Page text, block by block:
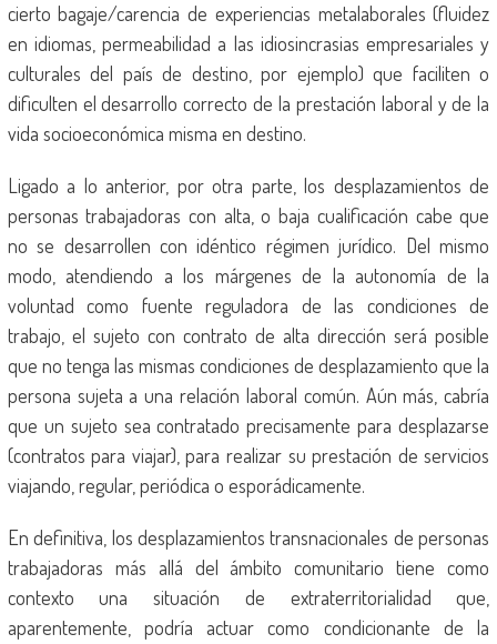
cierto bagaje/carencia de experiencias metalaborales (fluidez
en idiomas, permeabilidad a las idiosincrasias empresariales y
culturales del país de destino, por ejemplo) que faciliten o
dificulten el desarrollo correcto de la prestación laboral y de la
vida socioeconómica misma en destino.
Ligado a lo anterior, por otra parte, los desplazamientos de
personas trabajadoras con alta, o baja cualificación cabe que
no se desarrollen con idéntico régimen jurídico. Del mismo
modo, atendiendo a los márgenes de la autonomía de la
voluntad como fuente reguladora de las condiciones de
trabajo, el sujeto con contrato de alta dirección será posible
que no tenga las mismas condiciones de desplazamiento que la
persona sujeta a una relación laboral común. Aún más, cabría
que un sujeto sea contratado precisamente para desplazarse
(contratos para viajar), para realizar su prestación de servicios
viajando, regular, periódica o esporádicamente.
En definitiva, los desplazamientos transnacionales de personas
trabajadoras más allá del ámbito comunitario tiene como
contexto una situación de extraterritorialidad que,
aparentemente, podría actuar como condicionante de la